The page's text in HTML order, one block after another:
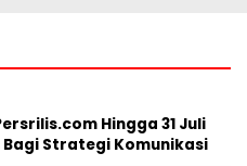
Hingga 31 Juli
Bagi Strategi Komunikasi